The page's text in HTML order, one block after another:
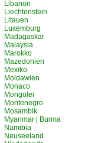
Libanon
Liechtenstein
Litauen
Luxemburg
Madagaskar
Malaysia
Marokko
Mazedonien
Mexiko
Moldawien
Monaco
Mongolei
Montenegro
Mosambik
Myanmar | Burma
Namibia
Neuseeland